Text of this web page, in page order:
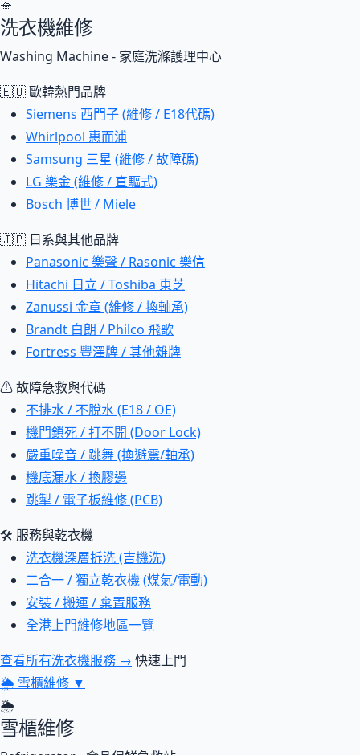
🧺
洗衣機維修
Washing Machine - 家庭洗滌護理中心
🇪🇺 歐韓熱門品牌
Siemens 西門子 (維修 / E18代碼)
Whirlpool 惠而浦
Samsung 三星 (維修 / 故障碼)
LG 樂金 (維修 / 直驅式)
Bosch 博世 / Miele
🇯🇵 日系與其他品牌
Panasonic 樂聲 / Rasonic 樂信
Hitachi 日立 / Toshiba 東芝
Zanussi 金章 (維修 / 換軸承)
Brandt 白朗 / Philco 飛歌
Fortress 豐澤牌 / 其他雜牌
⚠ 故障急救與代碼
不排水 / 不脫水 (E18 / OE)
機門鎖死 / 打不開 (Door Lock)
嚴重噪音 / 跳舞 (換避震/軸承)
機底漏水 / 換膠邊
跳掣 / 電子板維修 (PCB)
🛠 服務與乾衣機
洗衣機深層拆洗 (吉機洗)
二合一 / 獨立乾衣機 (煤氣/電動)
安裝 / 搬運 / 棄置服務
全港上門維修地區一覽
查看所有洗衣機服務 → 快速上門
🌦 雪櫃維修 ▼
🌦
雪櫃維修